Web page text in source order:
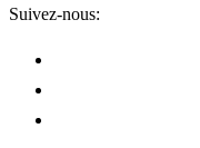
Suivez-nous: